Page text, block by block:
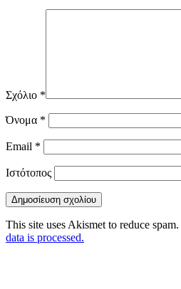
Σχόλιο *
Όνομα *
Email *
Ιστότοπος
This site uses Akismet to reduce spam.
data is processed.